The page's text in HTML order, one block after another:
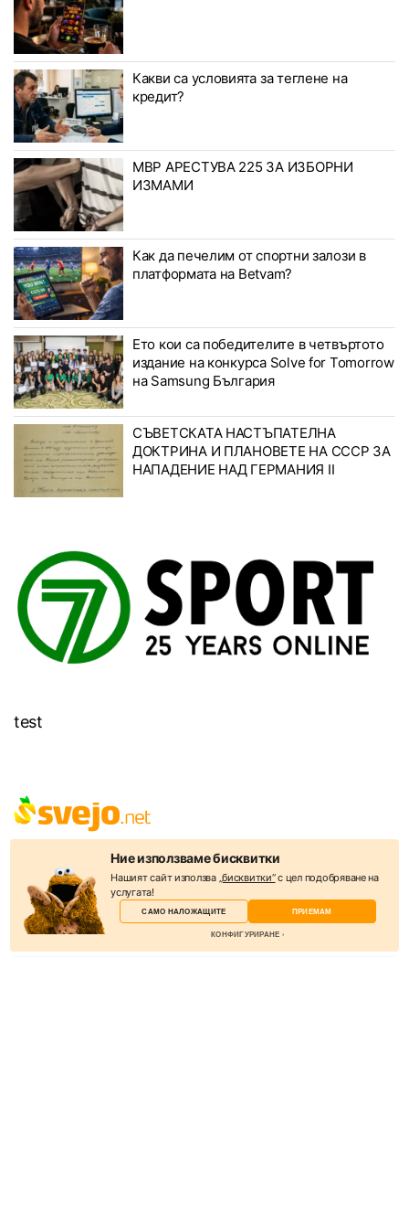
Какви са условията за теглене на
кредит?
МВР АРЕСТУВА 225 ЗА ИЗБОРНИ
ИЗМАМИ
Как да печелим от спортни залози в
платформата на Betvam?
Ето кои са победителите в четвъртото
издание на конкурса Solve for Tomorrow
на Samsung България
СЪВЕТСКАТА НАСТЪПАТЕЛНА
ДОКТРИНА И ПЛАНОВЕТЕ НА СССР ЗА
НАПАДЕНИЕ НАД ГЕРМАНИЯ II
test
Svejo е социална мрежа, където можете да откриете всичко –
новини, забавления, интересни и полезни снимки и видеа. Целта
на уебсайта е да бъде полезен и да обединява съдържанието на
десетки източници. В Svejo акцентът е информацията и нейният
подбор от потребителите.
Ние използваме бисквитки
Нашият сайт използва „бисквитки“с цел подобряване на
услугата!
САМО НАЛОЖАЩИТЕ ПРИЕМАМ
КОНФИГУРИРАНЕ